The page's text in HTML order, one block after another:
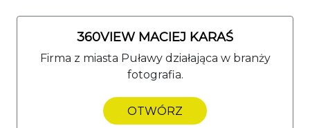
360VIEW MACIEJ KARAŚ
Firma z miasta Puławy działająca w branży
fotografia.
OTWÓRZ